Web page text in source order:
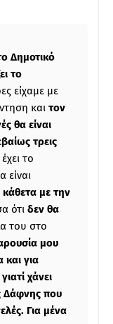
Δημοτικό
το
είχαμε με
και τον
θα είναι
τρεις
το
είναι
με την
ότι δεν θα
του στο
μου
για
χάνει
Δάφνης που
Για μένα